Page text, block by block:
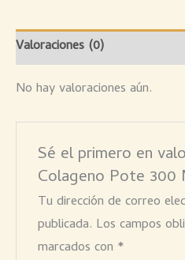
Valoraciones (0)
No hay valoraciones aún.
Sé el primero en
Colageno Pote 300
Tu dirección de correo
publicada. Los campos
marcados con *